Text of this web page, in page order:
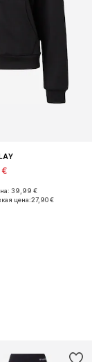
€
XS, S, M, L, XL
39,99 €
цена:27,90 €